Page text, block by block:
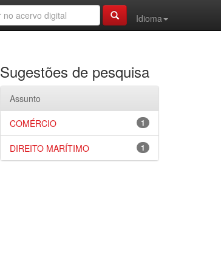
Idioma
Sugestões de pesquisa
Assunto
1
COMÉRCIO
1
DIREITO MARÍTIMO